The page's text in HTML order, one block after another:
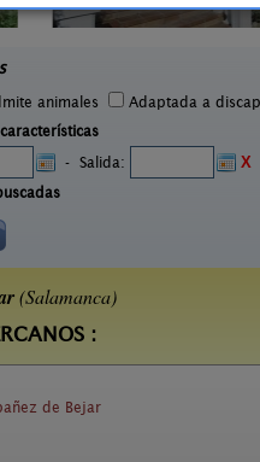
animales
Adaptada a
- Salida:
X
(Salamanca)
:
de Bejar